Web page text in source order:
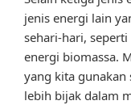
jenis energi lain
sehari-hari,
energi biomassa.
yang kita
lebih bijak dalam